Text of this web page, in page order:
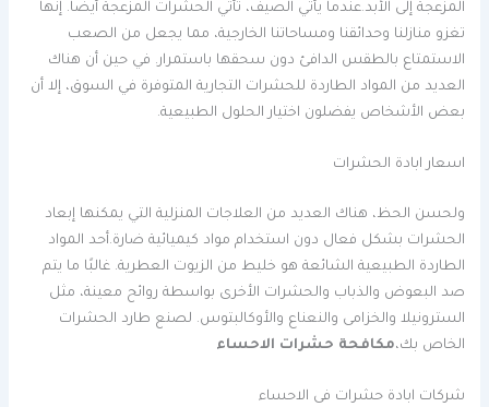
المزعجة إلى الأبد.عندما يأتي الصيف، تأتي الحشرات المزعجة أيضًا. إنها
تغزو منازلنا وحدائقنا ومساحاتنا الخارجية، مما يجعل من الصعب
الاستمتاع بالطقس الدافئ دون سحقها باستمرار. في حين أن هناك
العديد من المواد الطاردة للحشرات التجارية المتوفرة في السوق، إلا أن
بعض الأشخاص يفضلون اختيار الحلول الطبيعية.
اسعار ابادة الحشرات
ولحسن الحظ، هناك العديد من العلاجات المنزلية التي يمكنها إبعاد
الحشرات بشكل فعال دون استخدام مواد كيميائية ضارة.أحد المواد
الطاردة الطبيعية الشائعة هو خليط من الزيوت العطرية. غالبًا ما يتم
صد البعوض والذباب والحشرات الأخرى بواسطة روائح معينة، مثل
السترونيلا والخزامى والنعناع والأوكالبتوس. لصنع طارد الحشرات
الخاص بك،مكافحة حشرات الاحساء
شركات ابادة حشرات فى الاحساء